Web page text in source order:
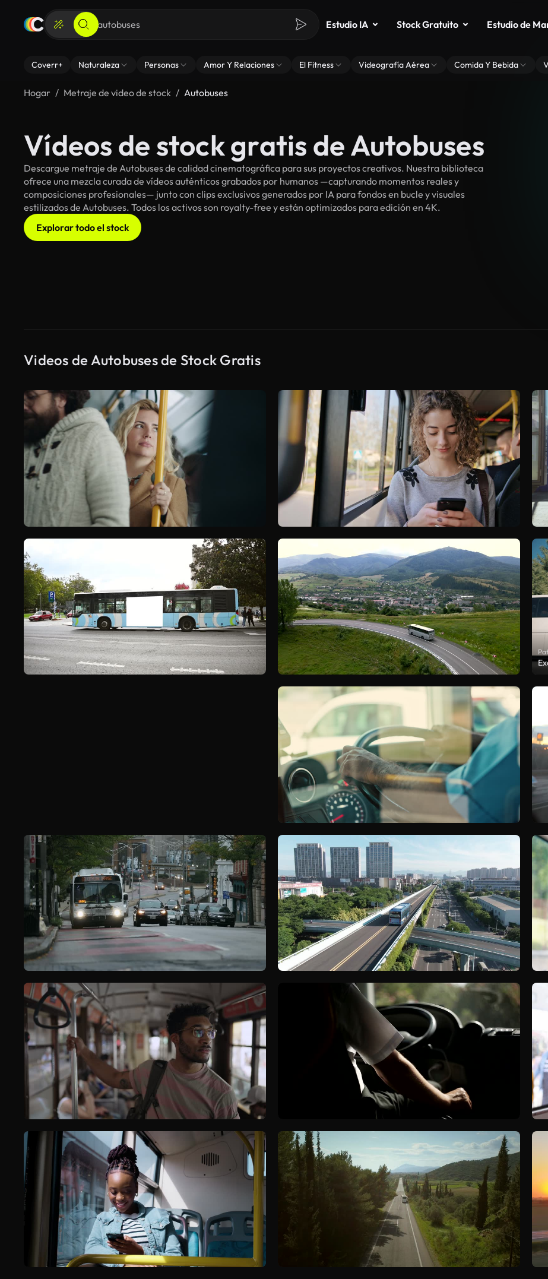
Estudio IA Stock Gratuito Estudio de
Coverr+ Naturaleza Personas Amor Y Relaciones El Fitness Videografía Aérea Comida Y Bebida
Hogar Metraje de video de stock Autobuses
Vídeos de stock gratis de Autobuses
Descargue metraje de Autobuses de calidad cinematográfica para sus proyectos creativos. Nuestra biblioteca
ofrece una mezcla curada de vídeos auténticos grabados por humanos —capturando momentos reales y
composiciones profesionales— junto con clips exclusivos generados por IA para fondos en bucle y visuales
estilizados de Autobuses. Todos los activos son royalty-free y están optimizados para edición en 4K.
Explorar todo el stock
Videos de Autobuses de Stock Gratis